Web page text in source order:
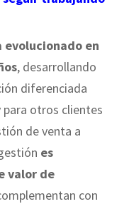
evolucionado en
, desarrollando
diferenciada
otros clientes
de venta a
es
valor de
con